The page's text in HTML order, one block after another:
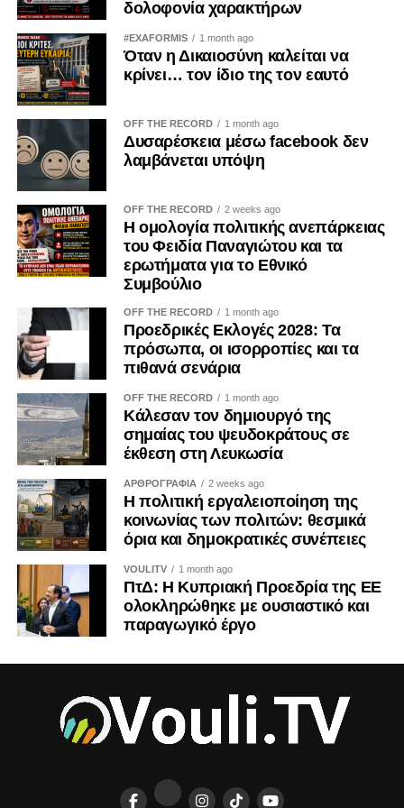
Ανήκει και στον κάθε πολίτη ξεχωριστά. Ο πατριωτισμός
δεν εξαντλείται στις επετειακές ομιλίες, ούτε στις
αναρτήσεις στα μέσα κοινωνικής δικτύωσης.
Αποδεικνύεται καθημερινά μέσα από τις προσωπικές μας
επιλογές. Δεν μπορεί κανείς να καταδικάζει την κατοχή και
ταυτόχρονα να χρηματοδοτεί, έστω και έμμεσα, τις
οικονομικές δομές που τη συντηρούν.
Η Κύπρος εξακολουθεί να ζει τις συνέπειες της εισβολής
του 1974. Οι πρόσφυγες παραμένουν μακριά από τις
πατρογονικές τους εστίες. Οι οικογένειες των
αγνοουμένων συνεχίζουν να αναζητούν απαντήσεις. Οι
εγκλωβισμένοι εξακολουθούν να δοκιμάζονται. Η κατοχή
δεν ανήκει στο παρελθόν· είναι μια καθημερινή
πραγματικότητα.
Γι’ αυτό η ενίσχυση των παράνομων καζίνων στα
κατεχόμενα δεν μπορεί να θεωρείται μια αθώα
προσωπική επιλογή. Είναι μια πράξη με πολιτικές,
οικονομικές και εθνικές προεκτάσεις. Και ως τέτοια οφείλει
να αντιμετωπίζεται από όλους μας με τη σοβαρότητα που
της αρμόζει.
Η ιστορία διδάσκει ότι τα τετελεσμένα παγιώνονται όταν οι
κοινωνίες συνηθίζουν να τα αποδέχονται. Η Κύπρος δεν
έχει την πολυτέλεια ούτε της αδιαφορίας ούτε της λήθης.
ΤΟΥ ΚΡΙΣ ΜΙΧΑΗΛ
δολοφονία χαρακτήρων
#EXAFORMIS 1 month ago
Όταν η Δικαιοσύνη καλείται να
κρίνει… τον ίδιο της τον εαυτό
OFF THE RECORD 1 month ago
Δυσαρέσκεια μέσω facebook δεν
λαμβάνεται υπόψη
OFF THE RECORD 2 weeks ago
Η ομολογία πολιτικής ανεπάρκειας
του Φειδία Παναγιώτου και τα
ερωτήματα για το Εθνικό
Συμβούλιο
OFF THE RECORD 1 month ago
Προεδρικές Εκλογές 2028: Τα
πρόσωπα, οι ισορροπίες και τα
πιθανά σενάρια
OFF THE RECORD 1 month ago
Κάλεσαν τον δημιουργό της
σημαίας του ψευδοκράτους σε
έκθεση στη Λευκωσία
ΑΡΘΡΟΓΡΑΦΙΑ 2 weeks ago
Η πολιτική εργαλειοποίηση της
κοινωνίας των πολιτών: θεσμικά
όρια και δημοκρατικές συνέπειες
VOULITV 1 month ago
ΠτΔ: Η Κυπριακή Προεδρία της ΕΕ
ολοκληρώθηκε με ουσιαστικό και
παραγωγικό έργο